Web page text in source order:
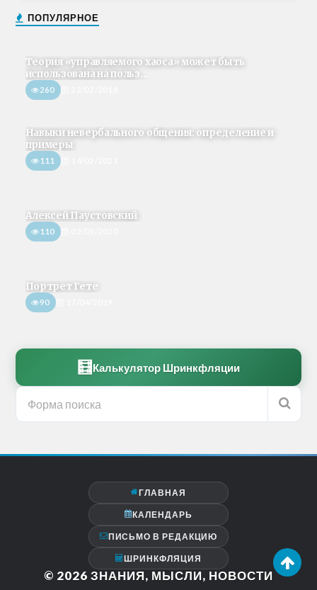
ПОПУЛЯРНОЕ
Теория «управляемого хаоса» может быть
использована на польз...
260
Навыки невербального общения: определение и
примеры
111
Алексей Паустовский
110
Портрет Гете
90
🧮 Калькулятор Шринкфляции
ГЛАВНАЯ
КАЛЕНДАРЬ
ПИСЬМО В РЕДАКЦИЮ
ШРИНКФЛЯЦИЯ
© 2026 ЗНАНИЯ, МЫСЛИ, НОВОСТИ